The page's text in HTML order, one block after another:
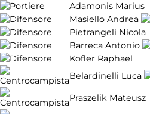
Adamonis Marius
Masiello Andrea
Pietrangeli Nicola
Barreca Antonio
Kofler Raphael
Belardinelli Luca
Praszelik Mateusz